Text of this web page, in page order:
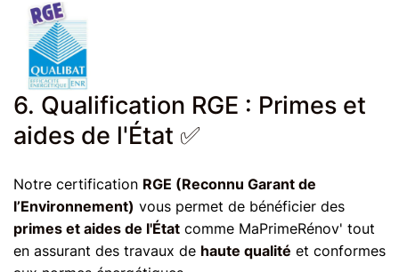
6. Qualification RGE : Primes et
aides de l'État ✅
Notre certification RGE (Reconnu Garant de
l’Environnement) vous permet de bénéficier des
primes et aides de l'État comme MaPrimeRénov' tout
en assurant des travaux de haute qualité et conformes